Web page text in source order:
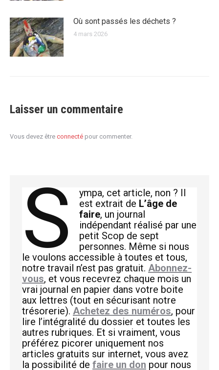
Où sont passés les déchets ?
4 mars 2026
Laisser un commentaire
Vous devez être connecté pour commenter.
S
ympa, cet article, non ? Il
est extrait de L’âge de
faire, un journal
indépendant réalisé par une
petit Scop de sept
personnes. Même si nous
le voulons accessible à toutes et tous,
notre travail n’est pas gratuit. Abonnez-
vous, et vous recevrez chaque mois un
vrai journal en papier dans votre boite
aux lettres (tout en sécurisant notre
trésorerie). Achetez des numéros, pour
lire l’intégralité du dossier et toutes les
autres rubriques. Et si vraiment, vous
préférez picorer uniquement nos
articles gratuits sur internet, vous avez
la possibilité de faire un don pour nous